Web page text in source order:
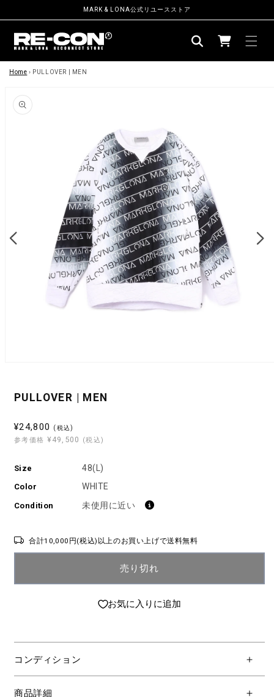
ツ
に
進
む
MARK & LONA公式リユースストア
ー
Home › PULLOVER | MEN
商
品
情
に
ス
PULLOVER | MEN
セ
ー
価
格
¥24,800 (税込)
参考価格 ¥49,500 (税込)
Size 48(L)
Color WHITE
Condition 未使用に近い
合計10,000円(税込)以上のお買い上げで送料無料
売り切れ
お気に入りに追加
コンディション
商品詳細